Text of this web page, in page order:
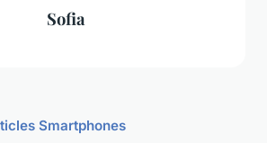
Sofia
Smartphones